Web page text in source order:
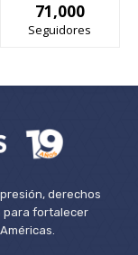
71,000
Seguidores
derechos
para fortalecer